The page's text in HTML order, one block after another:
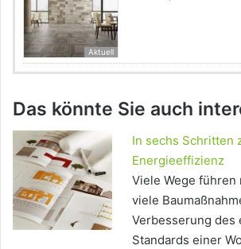
Aktuell
Das könnte Sie auch
In sechs Schritten
Energieeffizienz
Viele Wege führen
viele
Verbesserung des
Standards einer